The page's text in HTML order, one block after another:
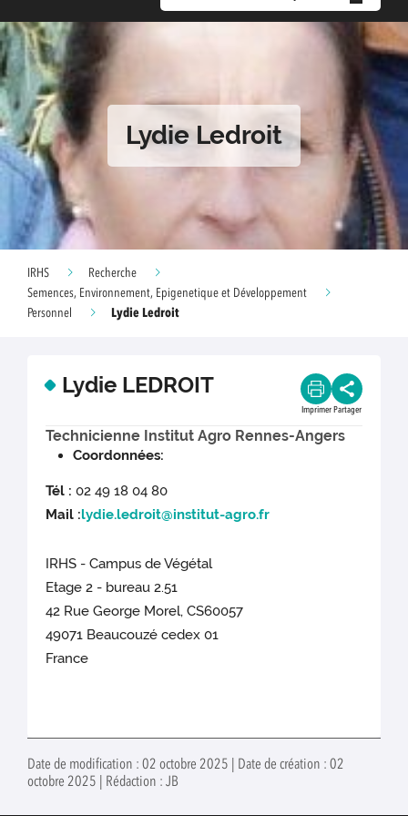
Lydie Ledroit
IRHS
Recherche
Semences, Environnement, Epigenetique et Développement
Personnel
Lydie Ledroit
Lydie LEDROIT
Imprimer Partager
Technicienne Institut Agro Rennes-Angers
Coordonnées:
Tél : 02 49 18 04 80
Mail :lydie.ledroit@institut-agro.fr
IRHS - Campus de Végétal
Etage 2 - bureau 2.51
42 Rue George Morel, CS60057
49071 Beaucouzé cedex 01
France
Date de modification : 02 octobre 2025 | Date de création : 02
octobre 2025 | Rédaction : JB